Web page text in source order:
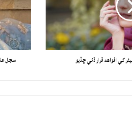
کي افواهه قرار ڏئي ڇڏيو سجل